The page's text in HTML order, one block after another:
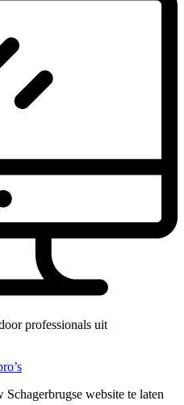
professionals uit
website te laten